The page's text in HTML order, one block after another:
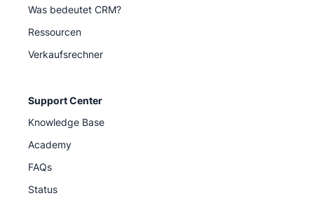
Was bedeutet CRM?
Ressourcen
Verkaufsrechner
Support Center
Knowledge Base
Academy
FAQs
Status